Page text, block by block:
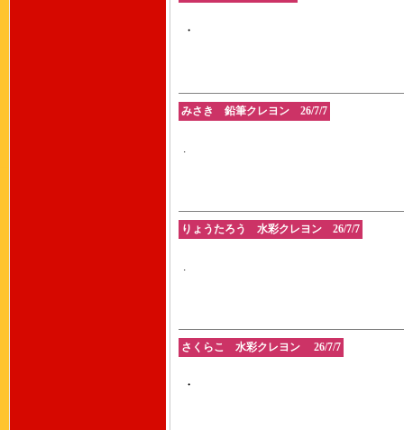
・
みさき 鉛筆クレヨン 26/7/7
.
りょうたろう 水彩クレヨン 26/7/7
.
さくらこ 水彩クレヨン 26/7/7
・